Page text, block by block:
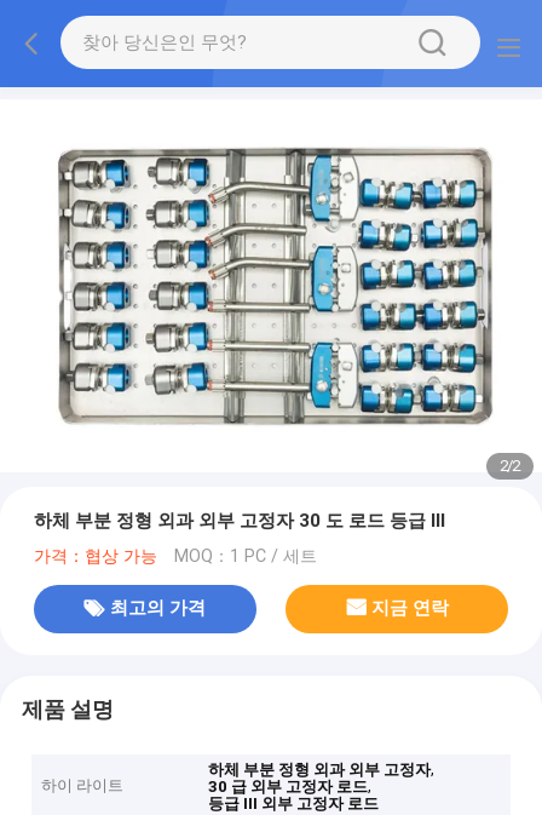
2/2
하체 부분 정형 외과 외부 고정자 30 도 로드 등급 III
가격：협상 가능 MOQ：1 PC / 세트
최고의 가격 지금 연락
제품 설명
하이 라이트
하체 부분 정형 외과 외부 고정자,
30 급 외부 고정자 로드,
등급 III 외부 고정자 로드